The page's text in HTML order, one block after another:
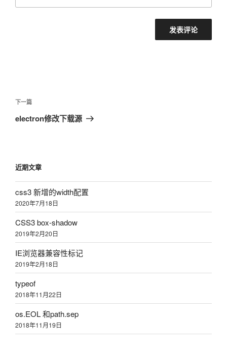
章
导
下
一
下一篇
electron修改下载源
近期文章
css3 新增的width配置
2020年7月18日
CSS3 box-shadow
2019年2月20日
IE浏览器兼容性标记
2019年2月18日
typeof
2018年11月22日
os.EOL 和path.sep
2018年11月19日